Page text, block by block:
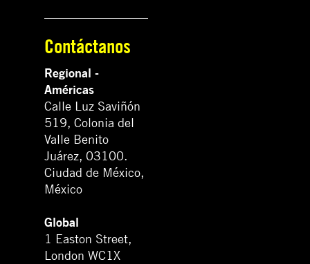
Contáctanos
Regional -
Américas
Calle Luz Saviñón
519, Colonia del
Valle Benito
Juárez, 03100.
Ciudad de México,
México
Global
1 Easton Street,
London WC1X